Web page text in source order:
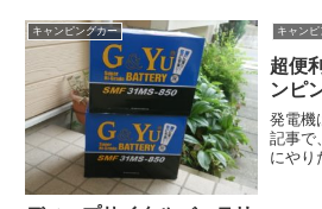
でしたが、キャンセル。新塗色デ
イブレイク号のキャラバンデビュ
ーは先送りです。残念ながら中
止...
れ換え
215/
いたタ
キャンピングカー キャンピ
超便
ンピ
発電機
記事で
にやり